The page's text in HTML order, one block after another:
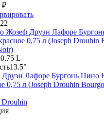
₽
0.75 L
13.5°
Лафоре Бургонь Пино
0,75 л (Joseph Drouhin
Drouhin